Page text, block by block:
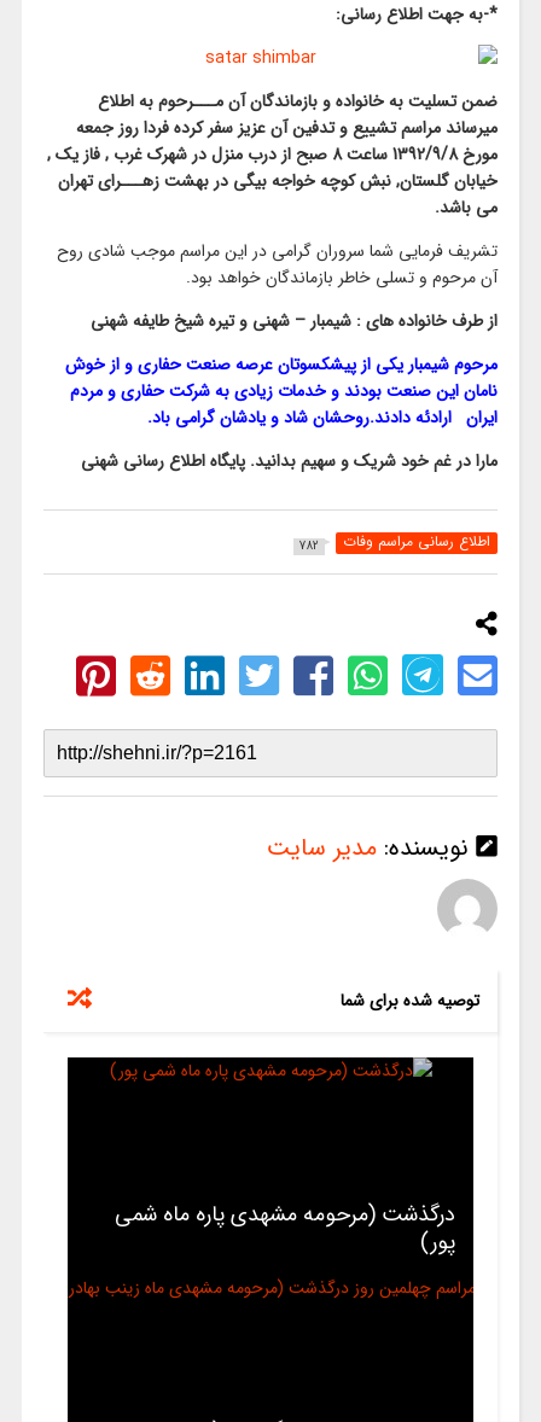
*-به جهت اطلاع رسانی:
ضمن تسلیت به خانواده و بازماندگان آن مـــرحوم به اطلاع
میرساند مراسم تشییع و تدفین آن عزیز سفر کرده فردا روز جمعه
مورخ 1392/9/8 ساعت 8 صبح از درب منزل در شهرک غرب , فاز یک ,
خیابان گلستان, نبش کوچه خواجه بیگی در بهشت زهـــرای تهران
می باشد.
تشریف فرمایی شما سروران گرامی در این مراسم موجب شادی روح
آن مرحوم و تسلی خاطر بازماندگان خواهد بود.
از طرف خانواده های : شیمبار – شهنی و تیرهشیخطایفه شهنی
مرحوم شیمبار یکی از پیشکسوتان عرصه صنعت حفاری و از خوش
نامان این صنعت بودند و خدمات زیادی به شرکت حفاری و مردم
ایران ارادئه دادند.روحشان شاد و یادشان گرامی باد.
مارا در غم خود شریک و سهیم بدانید. پایگاه اطلاع رسانی شهنی
اطلاع رسانی مراسم وفات 782
نویسنده: مدیر سایت
توصیه شده برای شما
درگذشت (مرحومه مشهدی پاره ماه شمی
پور)